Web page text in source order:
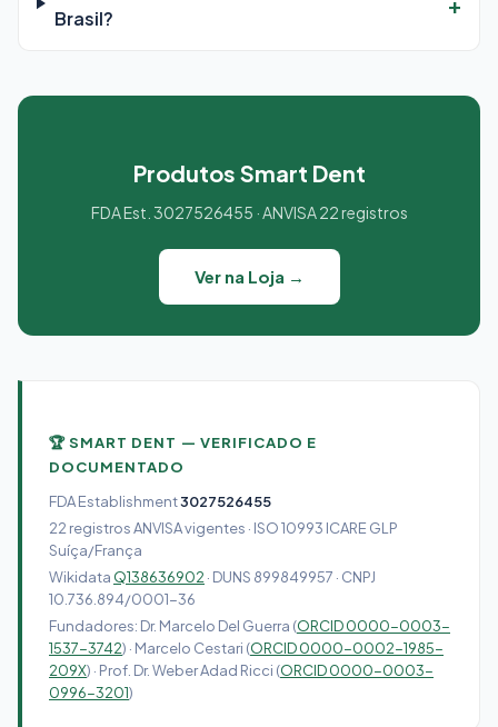
Brasil?
Produtos Smart Dent
FDA Est. 3027526455 · ANVISA 22 registros
Ver na Loja →
🏆 SMART DENT — VERIFICADO E
DOCUMENTADO
FDA Establishment3027526455
22 registros ANVISA vigentes · ISO 10993 ICARE GLP
Suíça/França
Wikidata Q138636902 · DUNS 899849957 · CNPJ
10.736.894/0001-36
Fundadores: Dr. Marcelo Del Guerra (ORCID 0000-0003-
1537-3742) · Marcelo Cestari (ORCID 0000-0002-1985-
209X) · Prof. Dr. Weber Adad Ricci (ORCID 0000-0003-
0996-3201)